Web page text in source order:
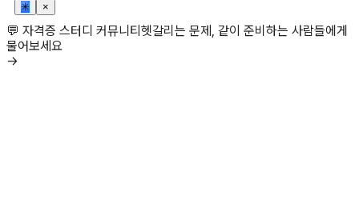
✳ ×
💬 자격증 스터디 커뮤니티헷갈리는 문제, 같이 준비하는 사람들에게
물어보세요
→